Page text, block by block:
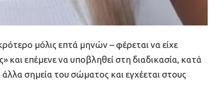
μόλις επτά μηνών – φέρεται να είχε
και επέμενε να υποβληθεί στη διαδικασία, κατά
σημεία του σώματος και εγχέεται στους